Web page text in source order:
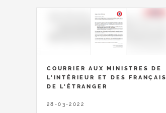
COURRIER AUX MINISTRES DE
L'INTÉRIEUR ET DES FRANÇAIS
DE L'ÉTRANGER
28-03-2022